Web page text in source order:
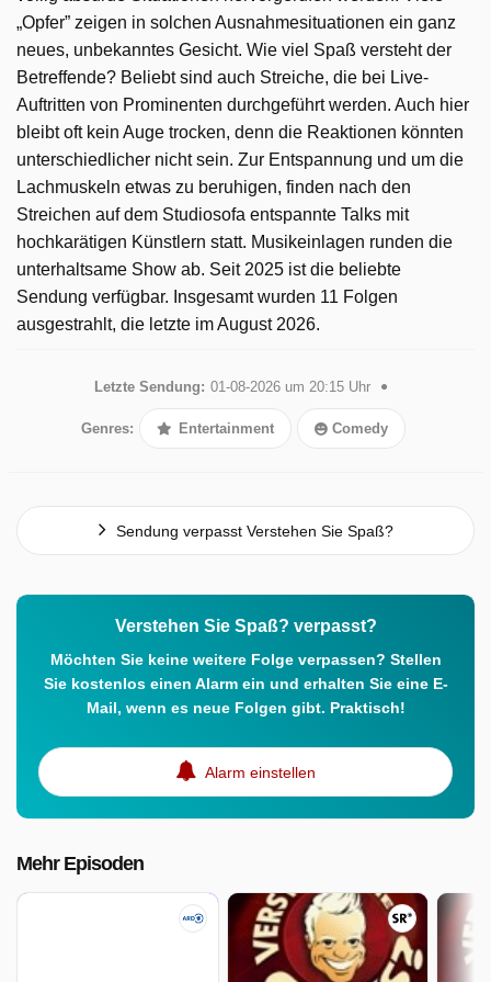
„Opfer” zeigen in solchen Ausnahmesituationen ein ganz
neues, unbekanntes Gesicht. Wie viel Spaß versteht der
Betreffende? Beliebt sind auch Streiche, die bei Live-
Auftritten von Prominenten durchgeführt werden. Auch hier
bleibt oft kein Auge trocken, denn die Reaktionen könnten
unterschiedlicher nicht sein. Zur Entspannung und um die
Lachmuskeln etwas zu beruhigen, finden nach den
Streichen auf dem Studiosofa entspannte Talks mit
hochkarätigen Künstlern statt. Musikeinlagen runden die
unterhaltsame Show ab. Seit 2025 ist die beliebte
Sendung verfügbar. Insgesamt wurden 11 Folgen
ausgestrahlt, die letzte im August 2026.
Letzte Sendung: 01-08-2026 um 20:15 Uhr
Genres: Entertainment Comedy
Sendung verpasst Verstehen Sie Spaß?
Verstehen Sie Spaß? verpasst?
Möchten Sie keine weitere Folge verpassen? Stellen
Sie kostenlos einen Alarm ein und erhalten Sie eine E-
Mail, wenn es neue Folgen gibt. Praktisch!
Alarm einstellen
Mehr Episoden